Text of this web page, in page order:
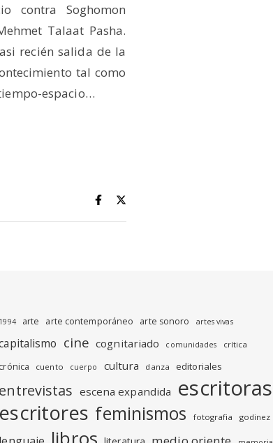
contra Soghomon
Talaat Pasha.
recién salida de la
tal como
espacio…
1994 arte arte contemporáneo arte sonoro artes vivas
cine cognitariado comunidades crítica
crónica cuento cuerpo cultura danza editoriales
entrevistas escena expandida escritoras
escritores feminismos fotografia godinez
libros